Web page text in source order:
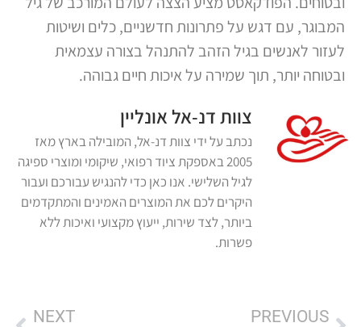
המבוגר, עם דגש על פתרונות חדשניים, כלים ושיטות
לעזור לאנשים בגיל הזהב להתנהל בצורה עצמאית
ובטוחה יותר, תוך שמירה על איכות חיים גבוהה.
צוות דנ-אל אונליין
נכתב על ידי צוות דנ-אל, המובילה בארץ מאז
2005 באספקת ציוד רפואי, שיקומי ומוצרי ספיגה
לגיל השלישי. אנו כאן כדי להנגיש עבורכם ועבור
היקרים לכם את המוצרים האמינים והמתקדמים
ביותר, לצד שירות, ייעוץ מקצועי ואיכות ללא
פשרות.
PREVIOUS
NEXT